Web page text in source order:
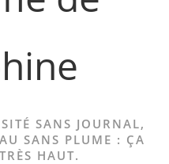
SANS JOURNAL,
SANS PLUME : ÇA
HAUT.